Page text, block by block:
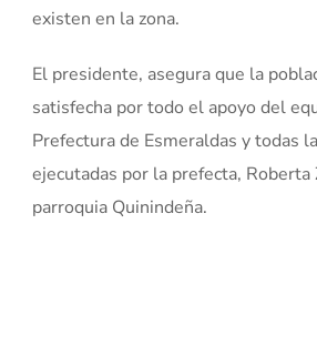
existen en la zona.
El presidente, asegura que la
satisfecha por todo el apoyo del
Prefectura de Esmeraldas y todas
ejecutadas por la prefecta, Roberta
parroquia Quinindeña.